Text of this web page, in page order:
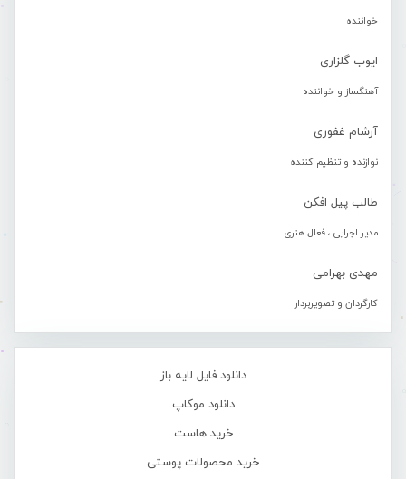
خواننده
ایوب گلزاری
آهنگساز و خواننده
آرشام غفوری
نوازنده و تنظیم کننده
طالب پیل افکن
مدیر اجرایی ، فعال هنری
مهدی بهرامی
کارگردان و تصویربردار
دانلود فایل لایه باز
دانلود موکاپ
خرید هاست
خرید محصولات پوستی